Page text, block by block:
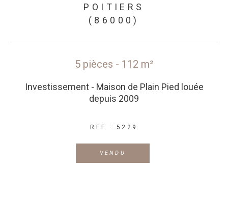
POITIERS
(86000)
5 pièces - 112 m²
Investissement - Maison de Plain Pied louée
depuis 2009
REF : 5229
VENDU